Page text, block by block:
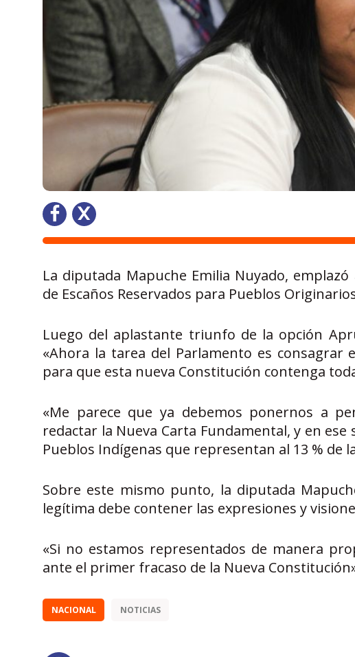
La diputada Mapuche Emilia Nuyado,
de Escaños Reservados para Pueblos
Luego del aplastante triunfo de la opción
«Ahora la tarea del Parlamento es consagrar
para que esta nueva Constitución contenga
«Me parece que ya debemos ponernos a
redactar la Nueva Carta Fundamental, y en
Pueblos Indígenas que representan al 13 % de
Sobre este mismo punto, la diputada
legítima debe contener las expresiones y
«Si no estamos representados de manera
ante el primer fracaso de la Nueva
NACIONAL NOTICIAS